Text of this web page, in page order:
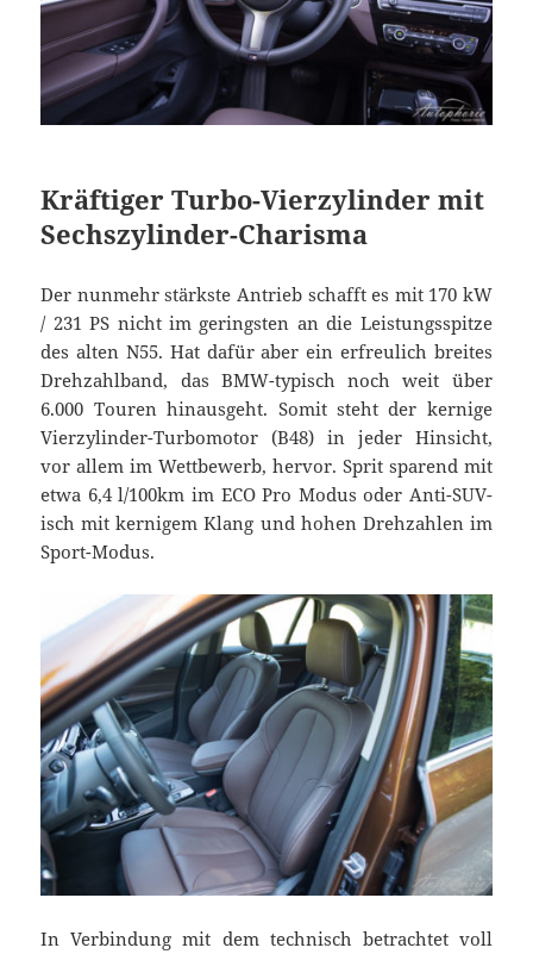
Kräftiger Turbo-Vierzylinder mit
Sechszylinder-Charisma
Der nunmehr stärkste Antrieb schafft es mit 170 kW
/ 231 PS nicht im geringsten an die Leistungsspitze
des alten N55. Hat dafür aber ein erfreulich breites
Drehzahlband, das BMW-typisch noch weit über
6.000 Touren hinausgeht. Somit steht der kernige
Vierzylinder-Turbomotor (B48) in jeder Hinsicht,
vor allem im Wettbewerb, hervor. Sprit sparend mit
etwa 6,4 l/100km im ECO Pro Modus oder Anti-SUV-
isch mit kernigem Klang und hohen Drehzahlen im
Sport-Modus.
In Verbindung mit dem technisch betrachtet voll